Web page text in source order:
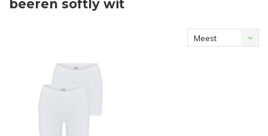
beeren softly wit
Meest